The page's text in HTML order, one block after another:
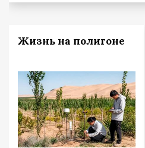
Жизнь на полигоне